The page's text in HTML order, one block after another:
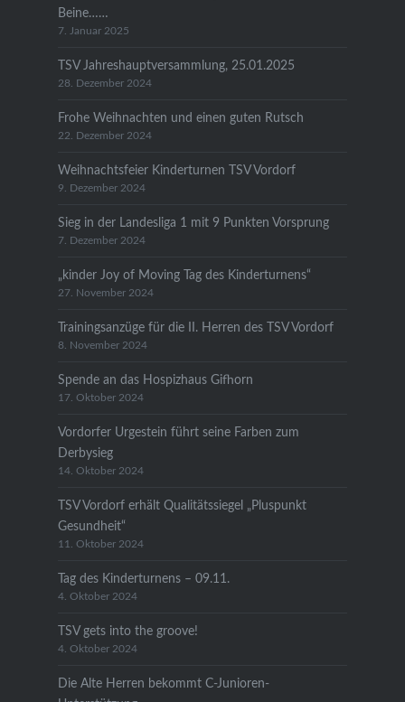
Beine……
7. Januar 2025
TSV Jahreshauptversammlung, 25.01.2025
28. Dezember 2024
Frohe Weihnachten und einen guten Rutsch
22. Dezember 2024
Weihnachtsfeier Kinderturnen TSV Vordorf
9. Dezember 2024
Sieg in der Landesliga 1 mit 9 Punkten Vorsprung
7. Dezember 2024
„kinder Joy of Moving Tag des Kinderturnens“
27. November 2024
Trainingsanzüge für die II. Herren des TSV Vordorf
8. November 2024
Spende an das Hospizhaus Gifhorn
17. Oktober 2024
Vordorfer Urgestein führt seine Farben zum
Derbysieg
14. Oktober 2024
TSV Vordorf erhält Qualitätssiegel „Pluspunkt
Gesundheit“
11. Oktober 2024
Tag des Kinderturnens – 09.11.
4. Oktober 2024
TSV gets into the groove!
4. Oktober 2024
Die Alte Herren bekommt C-Junioren-